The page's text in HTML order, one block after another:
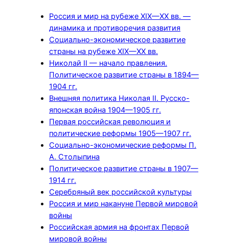
Россия и мир на рубеже XIX—XX вв. —
динамика и противоречия развития
Социально-экономическое развитие
страны на рубеже XIX—XX вв.
Николай II — начало правления.
Политическое развитие страны в 1894—
1904 гг.
Внешняя политика Николая II. Русско-
японская война 1904—1905 гг.
Первая российская революция и
политические реформы 1905—1907 гг.
Социально-экономические реформы П.
А. Столыпина
Политическое развитие страны в 1907—
1914 гг.
Серебряный век российской культуры
Россия и мир накануне Первой мировой
войны
Российская армия на фронтах Первой
мировой войны